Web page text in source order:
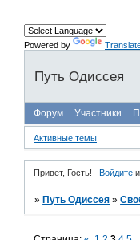
Powered by
Путь Одиссея
Форум Участники
Активные темы
Привет, Гость! Войдите
» Путь Одиссея »